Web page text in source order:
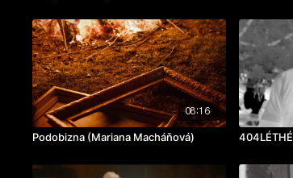
08:16
Podobizna (Mariana Macháňová) 404LÉTHÉ